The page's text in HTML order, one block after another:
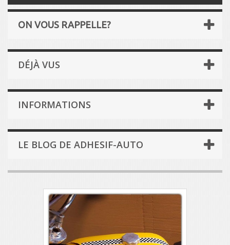
ON VOUS RAPPELLE?
DÉJÀ VUS
INFORMATIONS
LE BLOG DE ADHESIF-AUTO